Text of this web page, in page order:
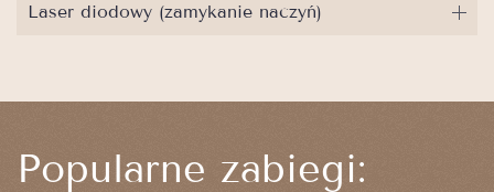
Laser diodowy (zamykanie naczyń)
Popularne zabiegi: